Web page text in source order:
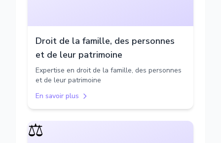
Droit de la famille, des personnes
et de leur patrimoine
Expertise en droit de la famille, des personnes
et de leur patrimoine
En savoir plus
⚖️